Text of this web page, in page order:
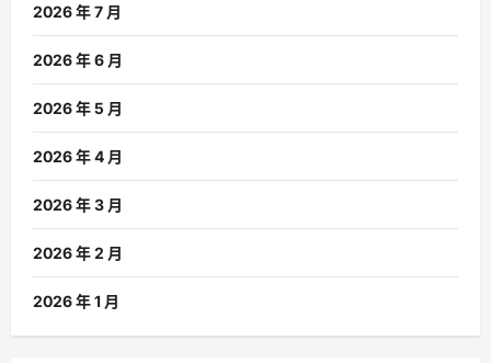
2026 年 7 月
2026 年 6 月
2026 年 5 月
2026 年 4 月
2026 年 3 月
2026 年 2 月
2026 年 1 月